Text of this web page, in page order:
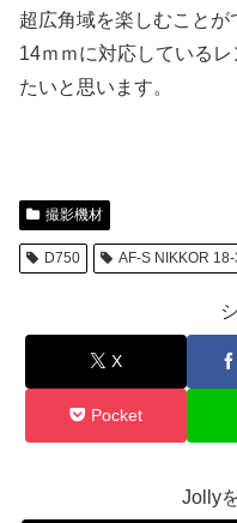
超広角域を楽しむこと
14ｍｍに対応している
たいと思います。
撮影機材
D750 AF-S NIKKOR
X
Pocket
Jolly